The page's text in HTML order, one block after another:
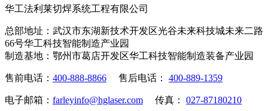
华工法利莱切焊系统工程有限公司
总部地址：武汉市东湖新技术开发区光谷未来科技城未来二路
66号华工科技智能制造产业园
制造基地：鄂州市葛店开发区华工科技智能制造装备产业园
售前电话： 400-888-8866 售后电话： 400-889-1359
电子邮箱： farleyinfo@hglaser.com 传真： 027-87180210